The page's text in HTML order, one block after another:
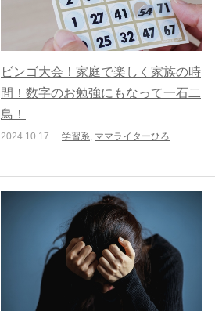
ビンゴ大会！家庭で楽しく家族の時
間！数字のお勉強にもなって一石二
鳥！
2024.10.17 学習系, ママライターひろ